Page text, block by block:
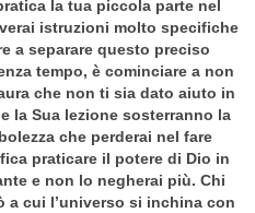
la tua piccola parte nel
istruzioni molto specifiche
a separare questo preciso
tempo, è cominciare a non
che non ti sia dato aiuto in
la Sua lezione sosterranno la
che perderai nel fare
praticare il potere di Dio in
e non lo negherai più. Chi
a cui l’universo si inchina con